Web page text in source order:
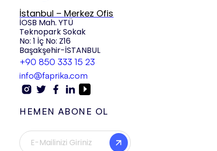
İstanbul – Merkez Ofis
İOSB Mah. YTÜ
Teknopark Sokak
No: 1 İç No: Z16
Başakşehir-İSTANBUL
+90 850 333 15 23
info@faprika.com
HEMEN ABONE OL